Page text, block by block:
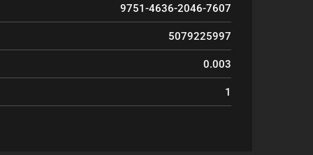
9751-4636-2046-7607
5079225997
0.003
1